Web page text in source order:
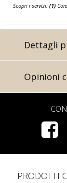
Scopri i servizi: (1)
Dettagli
Opinioni
PRODOTTI